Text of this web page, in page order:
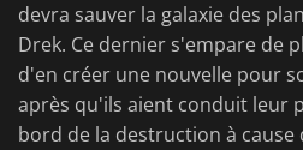
devra sauver la galaxie des
Drek. Ce dernier s'empare de
d'en créer une nouvelle pour
après qu'ils aient conduit leur
bord de la destruction à